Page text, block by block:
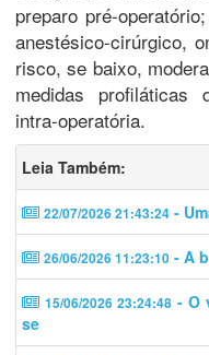
preparo pré-
anestésico-cirúrgico,
risco, se baixo,
medidas profiláticas
intra-operatória.
Leia Também:
22/07/2026 21:43:24 -
26/06/2026 11:23:10 - A
15/06/2026 23:24:48 - O
se